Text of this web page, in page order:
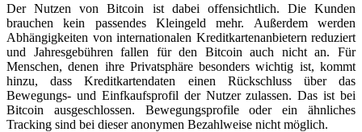
Der Nutzen von Bitcoin ist dabei offensichtlich. Die Kunden
brauchen kein passendes Kleingeld mehr. Außerdem werden
Abhängigkeiten von internationalen Kreditkartenanbietern reduziert
und Jahresgebühren fallen für den Bitcoin auch nicht an. Für
Menschen, denen ihre Privatsphäre besonders wichtig ist, kommt
hinzu, dass Kreditkartendaten einen Rückschluss über das
Bewegungs- und Einfkaufsprofil der Nutzer zulassen. Das ist bei
Bitcoin ausgeschlossen. Bewegungsprofile oder ein ähnliches
Tracking sind bei dieser anonymen Bezahlweise nicht möglich.